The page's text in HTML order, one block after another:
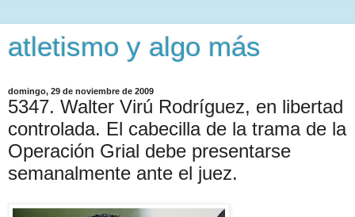
atletismo y algo más
domingo, 29 de noviembre de 2009
5347. Walter Virú Rodríguez, en libertad
controlada. El cabecilla de la trama de la
Operación Grial debe presentarse
semanalmente ante el juez.